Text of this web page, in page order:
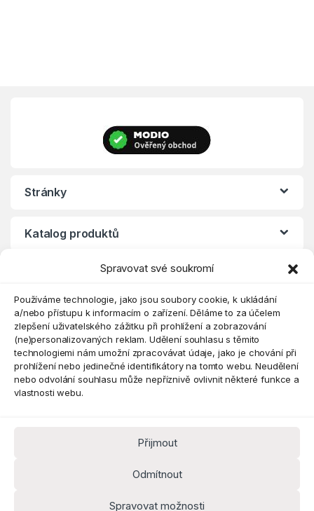
Spravovat své soukromí
Používáme technologie, jako jsou soubory cookie, k ukládání
a/nebo přístupu k informacím o zařízení. Děláme to za účelem
zlepšení uživatelského zážitku při prohlížení a zobrazování
(ne)personalizovaných reklam. Udělení souhlasu s těmito
technologiemi nám umožní zpracovávat údaje, jako je chování při
prohlížení nebo jedinečné identifikátory na tomto webu. Neudělení
nebo odvolání souhlasu může nepříznivě ovlivnit některé funkce a
vlastnosti webu.
Přijmout
Odmítnout
Spravovat možnosti
Stránky
Katalog produktů
Máte dotaz? Kontaktujte nás
k.cz
Kancelář 8:30 - 16:00